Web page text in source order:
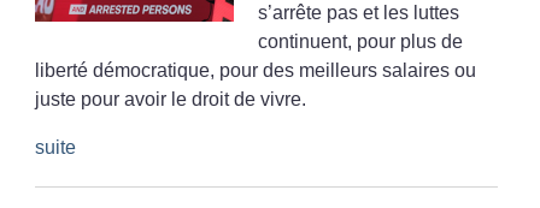
s’arrête pas et les luttes
continuent, pour plus de
liberté démocratique, pour des meilleurs salaires ou
juste pour avoir le droit de vivre.
suite